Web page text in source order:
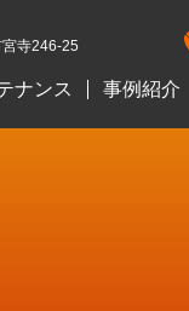
寺246-25
ナンス 事例紹介